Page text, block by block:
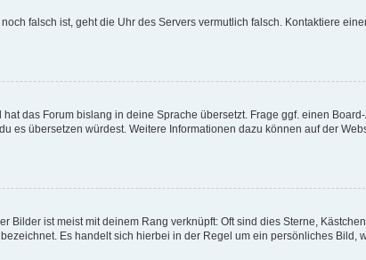
falsch ist, geht die Uhr des Servers vermutlich falsch. Kontaktiere
das Forum bislang in deine Sprache übersetzt. Frage ggf. einen
es übersetzen würdest. Weitere Informationen dazu können auf der
ist meist mit deinem Rang verknüpft: Oft sind dies Sterne,
Es handelt sich hierbei in der Regel um ein persönliches Bild,